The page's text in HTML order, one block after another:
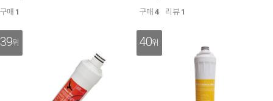
구매 1
구매4 리뷰 1
39위 40위